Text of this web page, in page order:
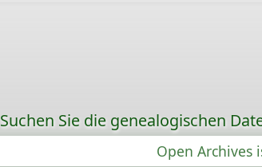
Suchen Sie die genealogischen
Open Archives